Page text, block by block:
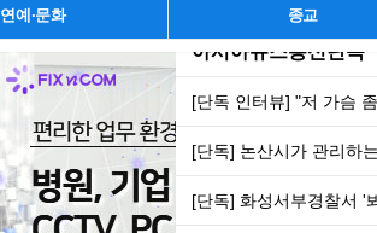
연예·문화 종교
아시아뉴스통신단독
[단독 인터뷰] "저 가슴
[단독] 논산시가 관리하
[단독] 화성서부경찰서 '